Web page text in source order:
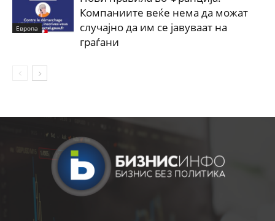
Европа
Компаниите веќе нема да можат
случајно да им се јавуваат на
граѓани